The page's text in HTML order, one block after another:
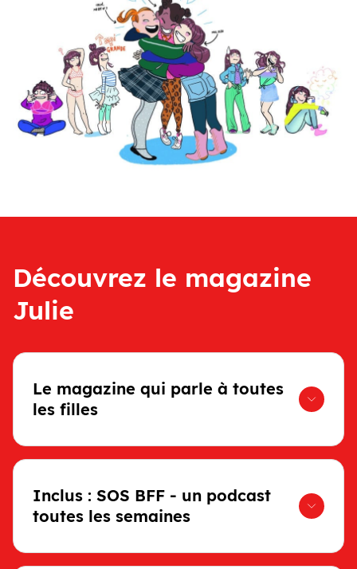
Découvrez le magazine
Julie
Le magazine qui parle à toutes
les filles
Inclus : SOS BFF - un podcast
toutes les semaines